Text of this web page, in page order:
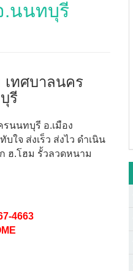
.นนทบุรี
เทศบาลนคร
รี
รนนทบุรี อ.เมือง
ใจ ส่งเร็ว ส่งไว ดำเนิน
ฮ.โฮม รั้วลวดหนาม
4663